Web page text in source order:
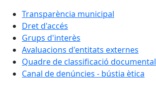
Transparència municipal
Dret d'accés
Grups d'interès
Avaluacions d'entitats externes
Quadre de classificació documental
Canal de denúncies - bústia ètica